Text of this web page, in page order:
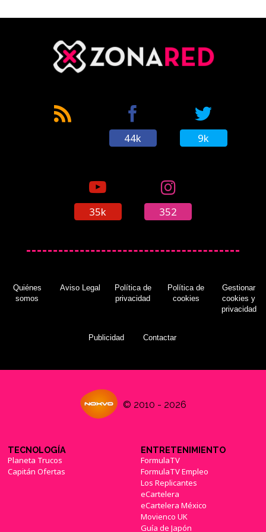
44k 9k
35k 352
Quiénes
somos
Aviso Legal
Política de
privacidad
Política de
cookies
Gestionar
cookies y
privacidad
Publicidad Contactar
© 2010 - 2026
TECNOLOGÍA
Planeta Trucos
Capitán Ofertas
ENTRETENIMIENTO
FormulaTV
FormulaTV Empleo
Los Replicantes
eCartelera
eCartelera México
Movienco UK
Guía de Japón